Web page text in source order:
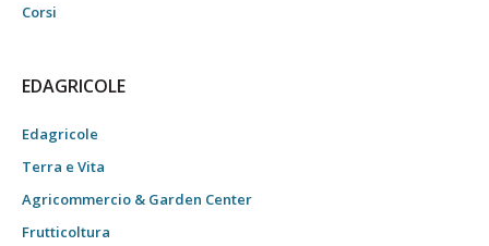
Corsi
EDAGRICOLE
Edagricole
Terra e Vita
Agricommercio & Garden Center
Frutticoltura